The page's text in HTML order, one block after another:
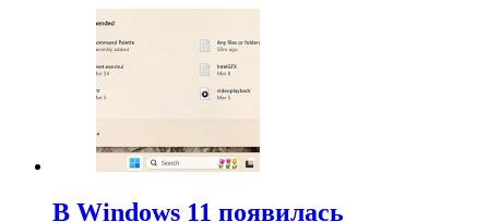
В Windows 11 появилась